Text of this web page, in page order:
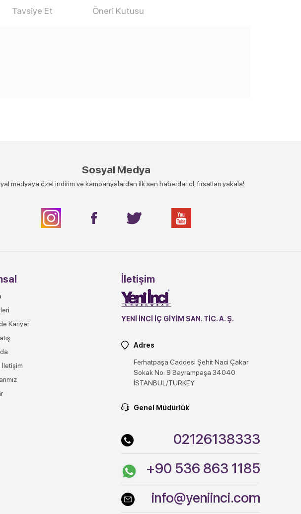
Tavsiye Et Öneri Kutusu
Sosyal Medya
medyaya özel indirim ve kampanyalardan ilk sen haberdar ol, fırsatları yakala!
Kariyer
İletişim
İletişim
YENİ İNCİ İÇ GİYİM SAN. TİC. A. Ş.
Adres
Ferhatpaşa Caddesi Şehit Naci Çakar
Sokak No: 9 Bayrampaşa 34040
İSTANBUL/TURKEY
Genel Müdürlük
02126138333
+90 536 863 1185
info@yeniinci.com